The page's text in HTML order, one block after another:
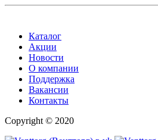
Каталог
Акции
Новости
О компании
Поддержка
Вакансии
Контакты
Copyright © 2020